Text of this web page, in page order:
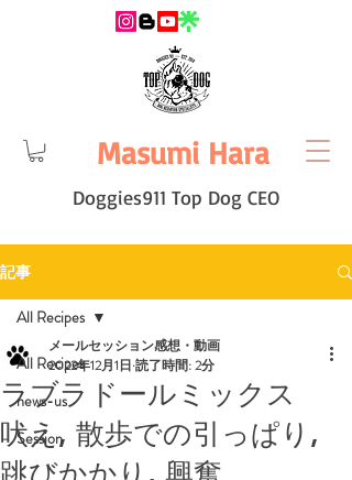
Masumi Hara
Doggies911 Top Dog CEO
記事
All Recipes
news-us
Session
All Recipes
ラブラドールミックス
吠え, 散歩での引っぱり,
メールセッション感想・動画
2022年12月1日 読了時間: 2分